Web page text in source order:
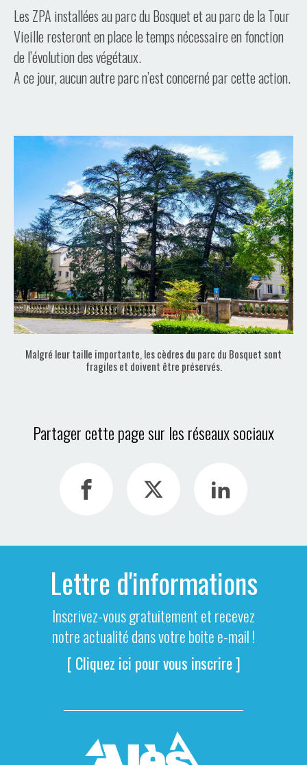
Les ZPA installées au parc du Bosquet et au parc de la Tour
Vieille resteront en place le temps nécessaire en fonction
de l’évolution des végétaux.
A ce jour, aucun autre parc n’est concerné par cette action.
Malgré leur taille importante, les cèdres du parc du Bosquet sont
fragiles et doivent être préservés.
Partager cette page sur les réseaux sociaux
Lettre d'informations
Inscrivez-vous gratuitement et recevez
notre actualité dans votre boite e-mail !
[ Cliquez ici pour vous inscrire ]